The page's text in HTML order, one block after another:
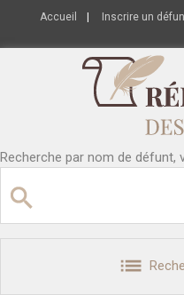
Accueil Inscrire un
Recherche par nom de défunt,